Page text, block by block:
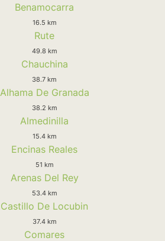
Benamocarra
16.5 km
Rute
49.8 km
Chauchina
38.7 km
Alhama De Granada
38.2 km
Almedinilla
15.4 km
Encinas Reales
51 km
Arenas Del Rey
53.4 km
Castillo De Locubin
37.4 km
Comares